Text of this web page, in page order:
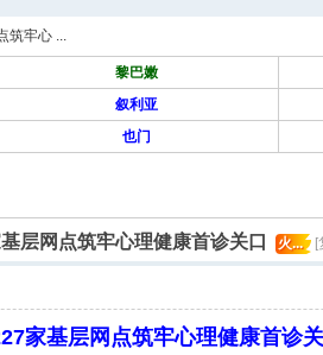
筑牢心 ...
黎巴嫩
叙利亚
也门
层网点筑牢心理健康首诊关口 火... [
家基层网点筑牢心理健康首诊